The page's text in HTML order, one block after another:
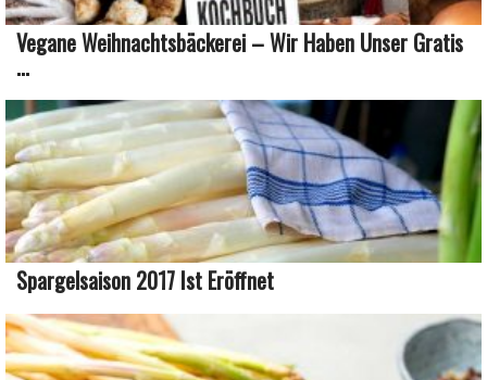
Vegane Weihnachtsbäckerei – Wir Haben Unser Gratis
...
Spargelsaison 2017 Ist Eröffnet